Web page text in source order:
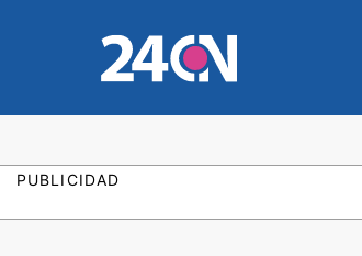
PUBLICIDAD